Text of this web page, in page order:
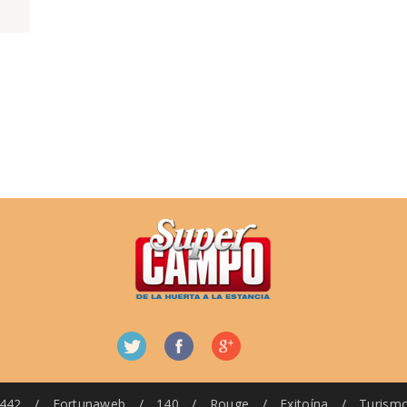
442 / Fortunaweb / 140 / Rouge / Exitoína /